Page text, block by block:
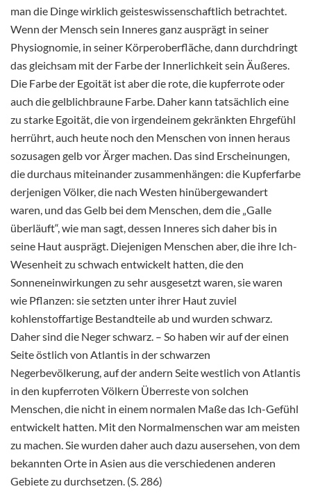
man die Dinge wirklich geisteswissenschaftlich betrachtet.
Wenn der Mensch sein Inneres ganz ausprägt in seiner
Physiognomie, in seiner Körperoberfläche, dann durchdringt
das gleichsam mit der Farbe der Innerlichkeit sein Äußeres.
Die Farbe der Egoität ist aber die rote, die kupferrote oder
auch die gelblichbraune Farbe. Daher kann tatsächlich eine
zu starke Egoität, die von irgendeinem gekränkten Ehrgefühl
herrührt, auch heute noch den Menschen von innen heraus
sozusagen gelb vor Ärger machen. Das sind Erscheinungen,
die durchaus miteinander zusammenhängen: die Kupferfarbe
derjenigen Völker, die nach Westen hinübergewandert
waren, und das Gelb bei dem Menschen, dem die „Galle
überläuft“, wie man sagt, dessen Inneres sich daher bis in
seine Haut ausprägt. Diejenigen Menschen aber, die ihre Ich-
Wesenheit zu schwach entwickelt hatten, die den
Sonneneinwirkungen zu sehr ausgesetzt waren, sie waren
wie Pflanzen: sie setzten unter ihrer Haut zuviel
kohlenstoffartige Bestandteile ab und wurden schwarz.
Daher sind die Neger schwarz. – So haben wir auf der einen
Seite östlich von Atlantis in der schwarzen
Negerbevölkerung, auf der andern Seite westlich von Atlantis
in den kupferroten Völkern Überreste von solchen
Menschen, die nicht in einem normalen Maße das Ich-Gefühl
entwickelt hatten. Mit den Normalmenschen war am meisten
zu machen. Sie wurden daher auch dazu ausersehen, von dem
bekannten Orte in Asien aus die verschiedenen anderen
Gebiete zu durchsetzen. (S. 286)